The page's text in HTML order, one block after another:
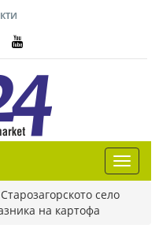
Старозагорското село
на картофа